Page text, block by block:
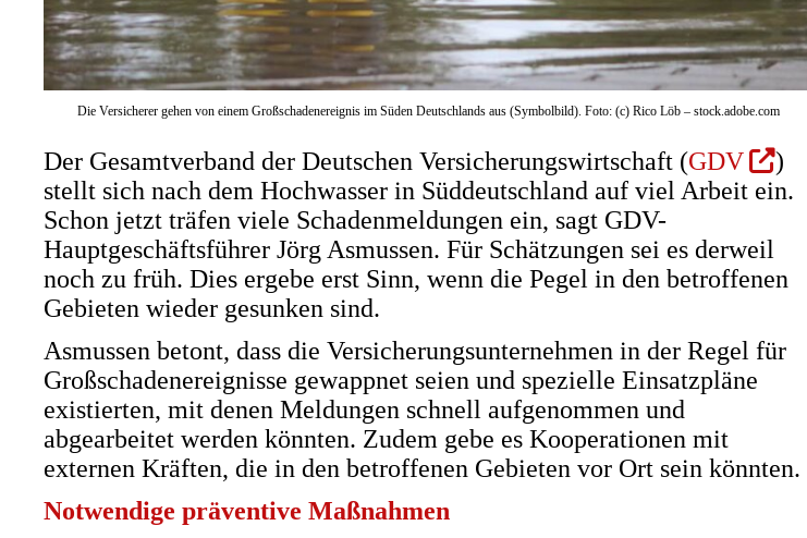
Die Versicherer gehen von einem Großschadenereignis im Süden Deutschlands aus (Symbolbild). Foto: (c) Rico Löb – stock.adobe.com
Der Gesamtverband der Deutschen Versicherungswirtschaft (GDV(Öffnet
in
neuen
Tab)
)
stellt sich nach dem Hochwasser in Süddeutschland auf viel Arbeit ein.
Schon jetzt träfen viele Schadenmeldungen ein, sagt GDV-
Hauptgeschäftsführer Jörg Asmussen. Für Schätzungen sei es derweil
noch zu früh. Dies ergebe erst Sinn, wenn die Pegel in den betroffenen
Gebieten wieder gesunken sind.
Asmussen betont, dass die Versicherungsunternehmen in der Regel für
Großschadenereignisse gewappnet seien und spezielle Einsatzpläne
existierten, mit denen Meldungen schnell aufgenommen und
abgearbeitet werden könnten. Zudem gebe es Kooperationen mit
externen Kräften, die in den betroffenen Gebieten vor Ort sein könnten.
Notwendige präventive Maßnahmen